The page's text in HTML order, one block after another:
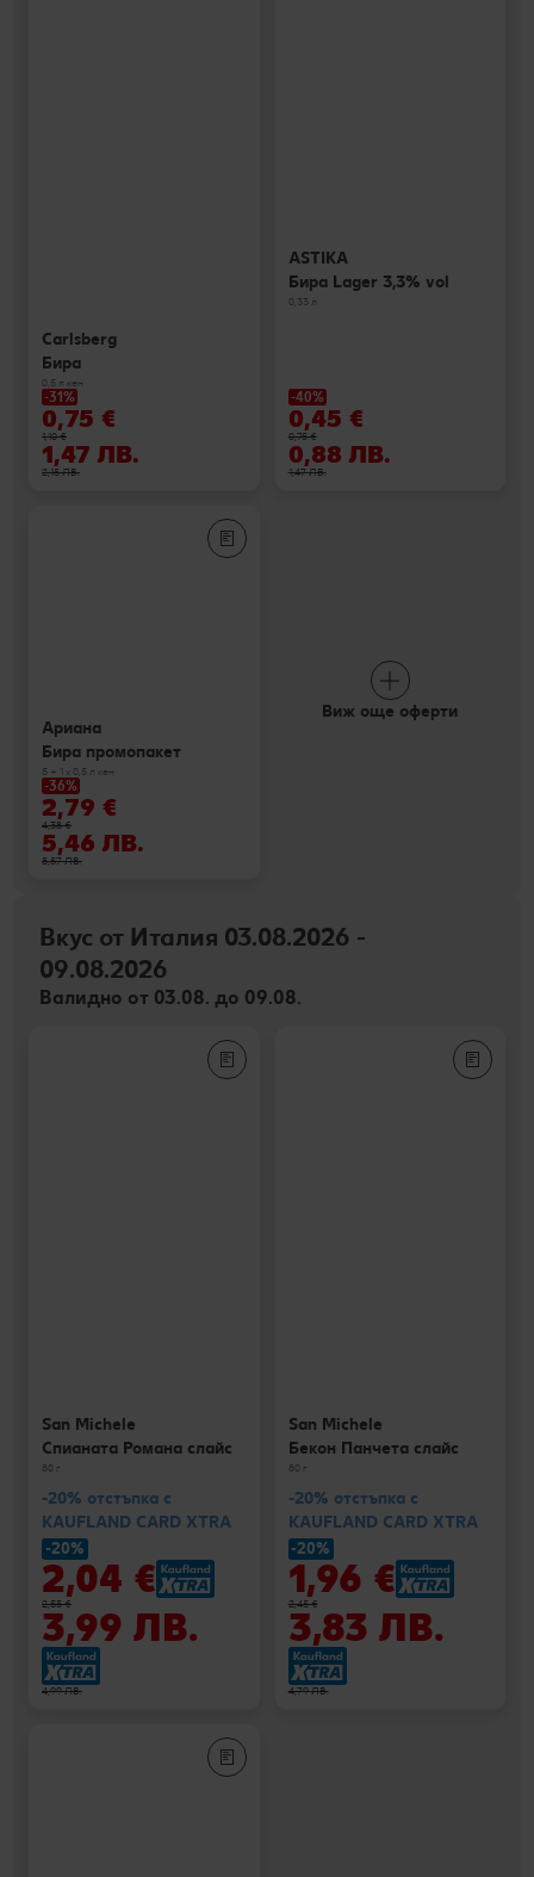
Carlsberg
Бира
0,5 л кен
-31%
0,75 €
1,10 €
1,47 ЛВ.
2,15 ЛВ.
ASTIKA
Бира Lager 3,3% vol
0,33 л
-40%
0,45 €
0,75 €
0,88 ЛВ.
1,47 ЛВ.
Ариана
Бира промопакет
5 + 1 х 0,5 л кен
-36%
2,79 €
4,38 €
5,46 ЛВ.
8,57 ЛВ.
Виж още оферти
Вкус от Италия 03.08.2026 -
09.08.2026
Валидно от 03.08. до 09.08.
San Michele
Спианата Романа слайс
80 г
-20% отстъпка с
KAUFLAND CARD XTRA
-20%
2,04 €
2,55 €
3,99 ЛВ.
4,99 ЛВ.
San Michele
Бекон Панчета слайс
80 г
-20% отстъпка с
KAUFLAND CARD XTRA
-20%
1,96 €
2,45 €
3,83 ЛВ.
4,79 ЛВ.